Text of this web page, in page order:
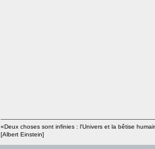
«Deux choses sont infinies : l'Univers et la bêtise
[Albert Einstein]